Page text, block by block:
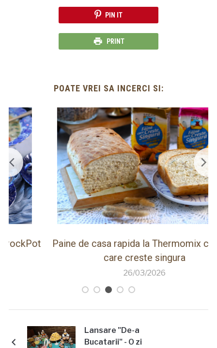
PIN IT
PRINT
POATE VREI SA INCERCI SI:
Paine de casa rapida la Thermomix cu faina
care creste singura
26/03/2026
Lansare "De-a
Bucatarii" - O zi